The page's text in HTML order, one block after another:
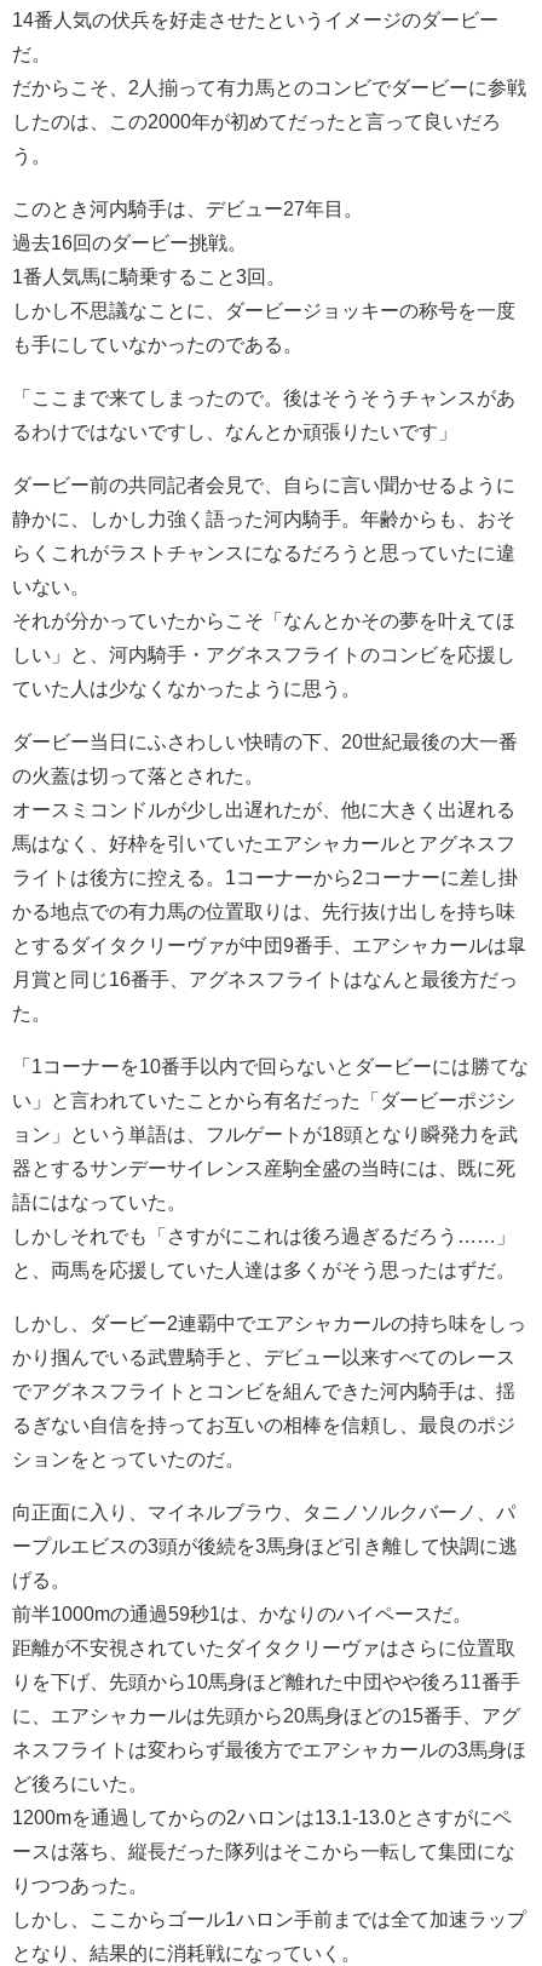
14番人気の伏兵を好走させたというイメージのダービー
だ。
だからこそ、2人揃って有力馬とのコンビでダービーに参戦
したのは、この2000年が初めてだったと言って良いだろ
う。
このとき河内騎手は、デビュー27年目。
過去16回のダービー挑戦。
1番人気馬に騎乗すること3回。
しかし不思議なことに、ダービージョッキーの称号を一度
も手にしていなかったのである。
「ここまで来てしまったので。後はそうそうチャンスがあ
るわけではないですし、なんとか頑張りたいです」
ダービー前の共同記者会見で、自らに言い聞かせるように
静かに、しかし力強く語った河内騎手。年齢からも、おそ
らくこれがラストチャンスになるだろうと思っていたに違
いない。
それが分かっていたからこそ「なんとかその夢を叶えてほ
しい」と、河内騎手・アグネスフライトのコンビを応援し
ていた人は少なくなかったように思う。
ダービー当日にふさわしい快晴の下、20世紀最後の大一番
の火蓋は切って落とされた。
オースミコンドルが少し出遅れたが、他に大きく出遅れる
馬はなく、好枠を引いていたエアシャカールとアグネスフ
ライトは後方に控える。1コーナーから2コーナーに差し掛
かる地点での有力馬の位置取りは、先行抜け出しを持ち味
とするダイタクリーヴァが中団9番手、エアシャカールは皐
月賞と同じ16番手、アグネスフライトはなんと最後方だっ
た。
「1コーナーを10番手以内で回らないとダービーには勝てな
い」と言われていたことから有名だった「ダービーポジシ
ョン」という単語は、フルゲートが18頭となり瞬発力を武
器とするサンデーサイレンス産駒全盛の当時には、既に死
語にはなっていた。
しかしそれでも「さすがにこれは後ろ過ぎるだろう……」
と、両馬を応援していた人達は多くがそう思ったはずだ。
しかし、ダービー2連覇中でエアシャカールの持ち味をしっ
かり掴んでいる武豊騎手と、デビュー以来すべてのレース
でアグネスフライトとコンビを組んできた河内騎手は、揺
るぎない自信を持ってお互いの相棒を信頼し、最良のポジ
ションをとっていたのだ。
向正面に入り、マイネルブラウ、タニノソルクバーノ、パ
ープルエビスの3頭が後続を3馬身ほど引き離して快調に逃
げる。
前半1000mの通過59秒1は、かなりのハイペースだ。
距離が不安視されていたダイタクリーヴァはさらに位置取
りを下げ、先頭から10馬身ほど離れた中団やや後ろ11番手
に、エアシャカールは先頭から20馬身ほどの15番手、アグ
ネスフライトは変わらず最後方でエアシャカールの3馬身ほ
ど後ろにいた。
1200mを通過してからの2ハロンは13.1-13.0とさすがにペ
ースは落ち、縦長だった隊列はそこから一転して集団にな
りつつあった。
しかし、ここからゴール1ハロン手前までは全て加速ラップ
となり、結果的に消耗戦になっていく。